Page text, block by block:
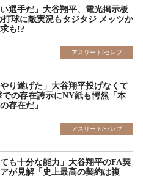
い選手だ」大谷翔平、電光掲示板
球に敵実況もタジタジ メッツか
も!?
アスリート/セレブ
やり遂げた」大谷翔平投げなくて
での存在誇示にNY紙も愕然「本
存在だ」
アスリート/セレブ
ても十分な能力」大谷翔平のFA契
が見解「史上最高の契約は複